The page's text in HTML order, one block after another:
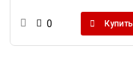
0 Купить